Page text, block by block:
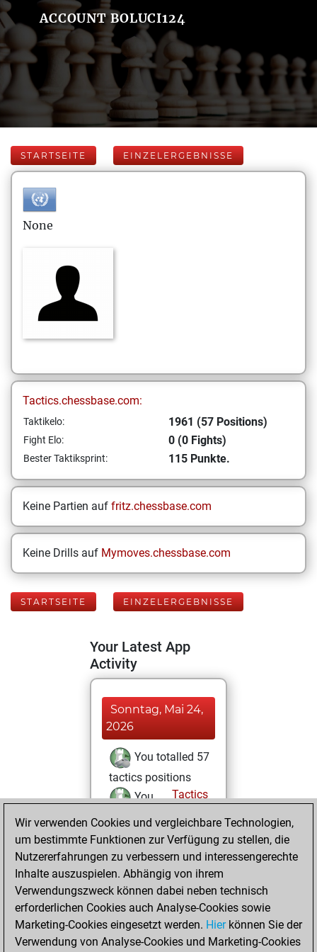
ACCOUNT BOLUCI124
STARTSEITE EINZELERGEBNISSE
None
Tactics.chessbase.com:
Taktikelo: 1961 (57 Positions)
Fight Elo: 0 (0 Fights)
Bester Taktiksprint: 115 Punkte.
Keine Partien auf fritz.chessbase.com
Keine Drills auf Mymoves.chessbase.com
STARTSEITE EINZELERGEBNISSE
Your Latest App
Activity
Sonntag, Mai 24,
2026
You totalled 57
tactics positions
Tactics
You
solved 46 tactics
positions
You achieved
an Elo of 1961 in
tactics positions
Montag, Mai 11,
2026
Wir verwenden Cookies und vergleichbare Technologien,
um bestimmte Funktionen zur Verfügung zu stellen, die
Nutzererfahrungen zu verbessern und interessengerechte
Inhalte auszuspielen. Abhängig von ihrem
Verwendungszweck können dabei neben technisch
erforderlichen Cookies auch Analyse-Cookies sowie
Marketing-Cookies eingesetzt werden. Hierkönnen Sie der
Verwendung von Analyse-Cookies und Marketing-Cookies